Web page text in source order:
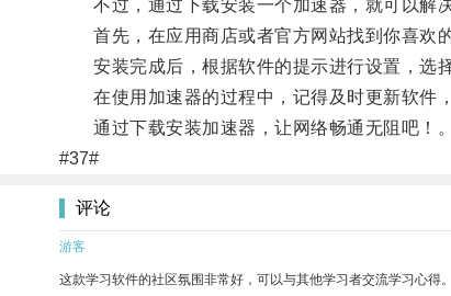
不过，通过下载安装一个加速器，就可以解决
首先，在应用商店或者官方网站找到你喜欢的
安装完成后，根据软件的提示进行设置，选择
在使用加速器的过程中，记得及时更新软件，
通过下载安装加速器，让网络畅通无阻吧！。
#37#
评论
游客
这款学习软件的社区氛围非常好，可以与其他学习者交流学习心得。